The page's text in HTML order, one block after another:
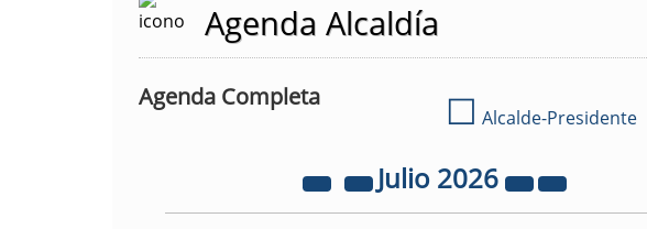
Agenda Alcaldía
Agenda Completa ☐ Alcalde-Presidente
Julio 2026